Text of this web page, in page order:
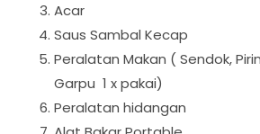
Acar
Saus Sambal Kecap
Peralatan Makan ( Sendok,
Garpu 1 x pakai)
Peralatan hidangan